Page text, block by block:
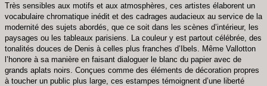
Très sensibles aux motifs et aux atmosphères, ces artistes élaborent un
vocabulaire chromatique inédit et des cadrages audacieux au service de la
modernité des sujets abordés, que ce soit dans les scènes d’intérieur, les
paysages ou les tableaux parisiens. La couleur y est partout célébrée, des
tonalités douces de Denis à celles plus franches d’Ibels. Même Vallotton
l’honore à sa manière en faisant dialoguer le blanc du papier avec de
grands aplats noirs. Conçues comme des éléments de décoration propres
à toucher un public plus large, ces estampes témoignent d’une liberté